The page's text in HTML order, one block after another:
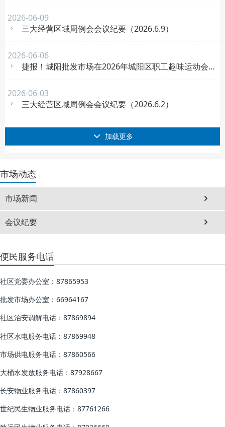
2026-06-09
三大经营区域周例会会议纪要（2026.6.9）
2026-06-06
捷报！城阳批发市场在2026年城阳区职工趣味运动会中荣获第一名
2026-06-03
三大经营区域周例会会议纪要（2026.6.2）
加载更多
市场动态
市场新闻
会议纪要
便民服务电话
社区党委办公室：87865953
批发市场办公室：66964167
社区治安调解电话：87869894
社区水电服务电话：87869948
市场供电服务电话：87860566
大桶水发放服务电话：87928667
长安物业服务电话：87860397
世纪民生物业服务电话：87761266